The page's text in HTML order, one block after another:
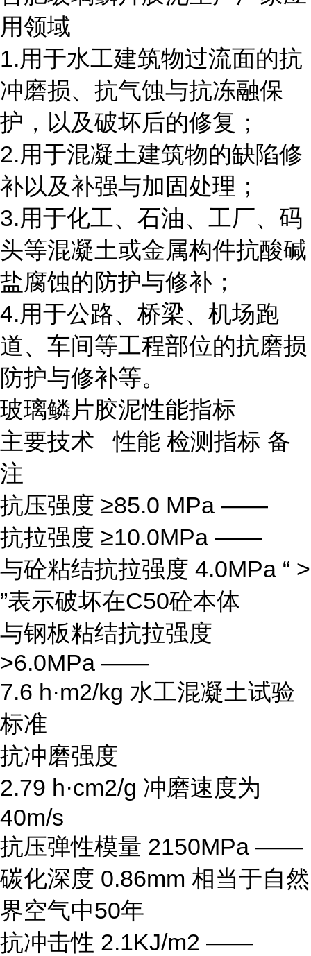
用领域
1.用于水工建筑物过流面的抗
冲磨损、抗气蚀与抗冻融保
护，以及破坏后的修复；
2.用于混凝土建筑物的缺陷修
补以及补强与加固处理；
3.用于化工、石油、工厂、码
头等混凝土或金属构件抗酸碱
盐腐蚀的防护与修补；
4.用于公路、桥梁、机场跑
道、车间等工程部位的抗磨损
防护与修补等。
玻璃鳞片胶泥性能指标
主要技术 性能 检测指标 备
注
抗压强度 ≥85.0 MPa ——
抗拉强度 ≥10.0MPa ——
与砼粘结抗拉强度 4.0MPa “ >
”表示破坏在C50砼本体
与钢板粘结抗拉强度
>6.0MPa ——
7.6 h·m2/kg 水工混凝土试验
标准
抗冲磨强度
2.79 h·cm2/g 冲磨速度为
40m/s
抗压弹性模量 2150MPa ——
碳化深度 0.86mm 相当于自然
界空气中50年
抗冲击性 2.1KJ/m2 ——